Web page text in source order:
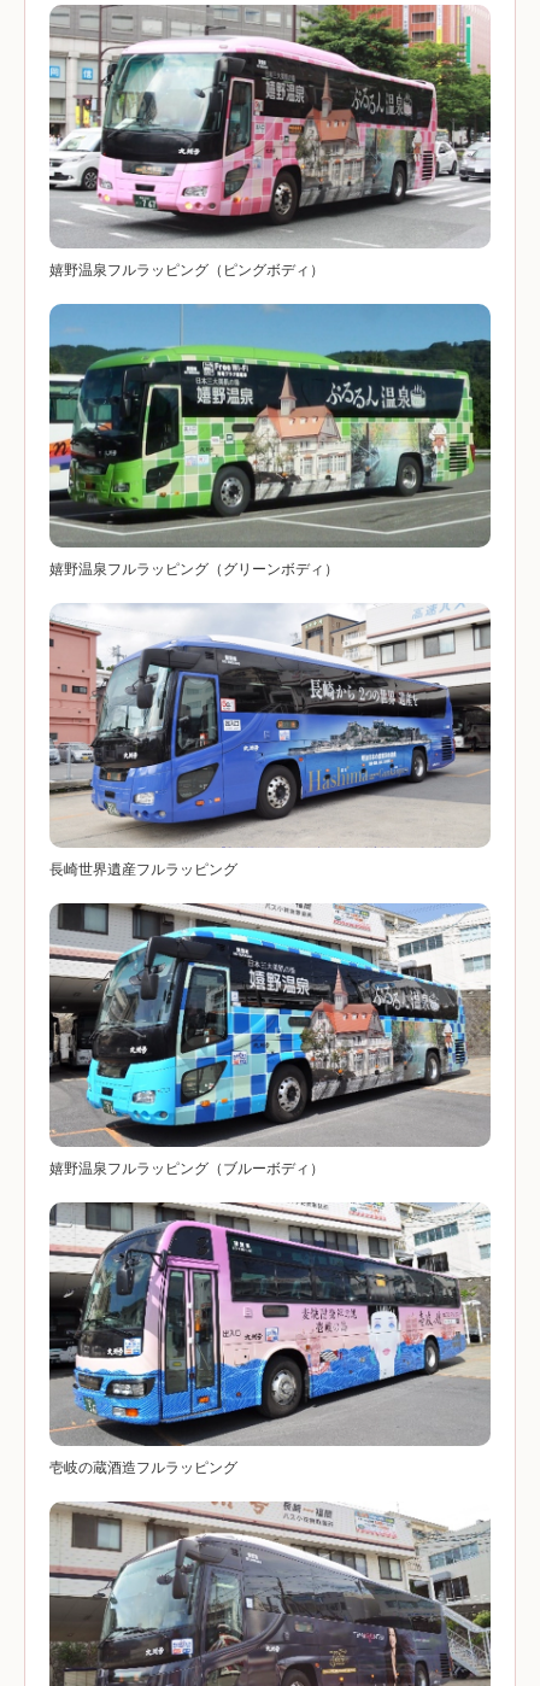
嬉野温泉フルラッピング（ピングボディ）
嬉野温泉フルラッピング（グリーンボディ）
長崎世界遺産フルラッピング
嬉野温泉フルラッピング（ブルーボディ）
壱岐の蔵酒造フルラッピング